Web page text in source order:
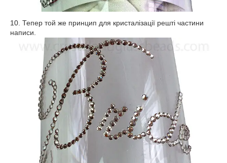
10. Тепер той же принцип для кристалізації решті частини
написи.